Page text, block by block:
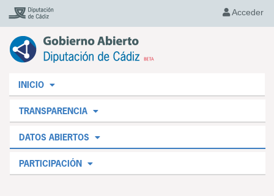
Acceder
INICIO
TRANSPARENCIA
DATOS ABIERTOS
PARTICIPACIÓN